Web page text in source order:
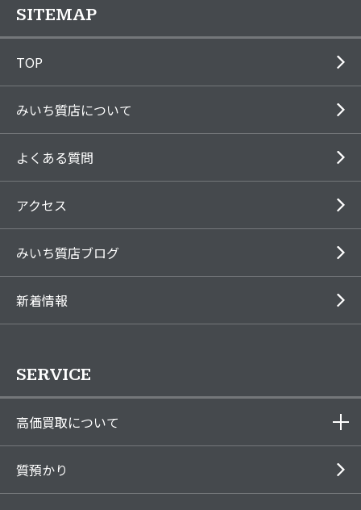
SITEMAP
TOP
みいち質店について
よくある質問
アクセス
みいち質店ブログ
新着情報
SERVICE
高価買取について
質預かり